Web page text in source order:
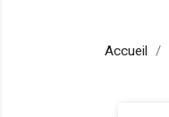
Accueil